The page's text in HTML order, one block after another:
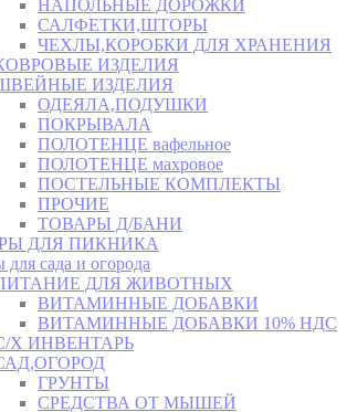
НАПОЛЬНЫЕ ДОРОЖКИ
САЛФЕТКИ,ШТОРЫ
ЧЕХЛЫ,КОРОБКИ ДЛЯ ХРАНЕНИЯ
ИЗДЕЛИЯ
ИЗДЕЛИЯ
ОДЕЯЛА,ПОДУШКИ
ПОКРЫВАЛА
ПОЛОТЕНЦЕ вафельное
ПОЛОТЕНЦЕ махровое
ПОСТЕЛЬНЫЕ КОМПЛЕКТЫ
ПРОЧИЕ
ТОВАРЫ Д/БАНИ
ДЛЯ ПИКНИКА
для сада и огорода
ДЛЯ ЖИВОТНЫХ
ВИТАМИННЫЕ ДОБАВКИ
ВИТАМИННЫЕ ДОБАВКИ 10% НДС
Х ИНВЕНТАРЬ
ГРУНТЫ
СРЕДСТВА ОТ МЫШЕЙ